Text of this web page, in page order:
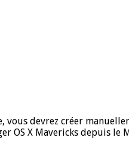
vous devrez créer
X Mavericks depuis le